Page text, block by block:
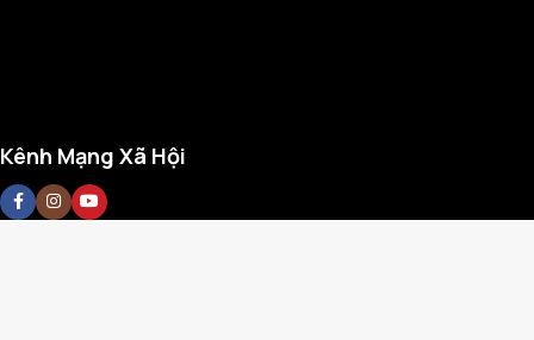
Kênh Mạng Xã Hội